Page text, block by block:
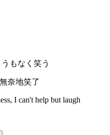
もなく笑う
奈地笑了
I can't help but laugh